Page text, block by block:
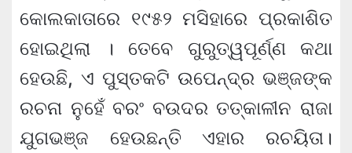
କୋଲକାତାରେ ୧୯୫୨ ମସିହାରେ ପ୍ରକାଶିତ
ହୋଇଥିଲା । ତେବେ ଗୁରୁତ୍ୱପୂର୍ଣ୍ଣ କଥା
ହେଉଛି, ଏ ପୁସ୍ତକଟି ଉପେନ୍ଦ୍ର ଭଞ୍ଜଙ୍କ
ରଚନା ନୁହେଁ ବରଂ ବଉଦର ତତ୍କାଳୀନ ରାଜା
ଯୁଗଭଞ୍ଜ ହେଉଛନ୍ତି ଏହାର ରଚୟିତା।